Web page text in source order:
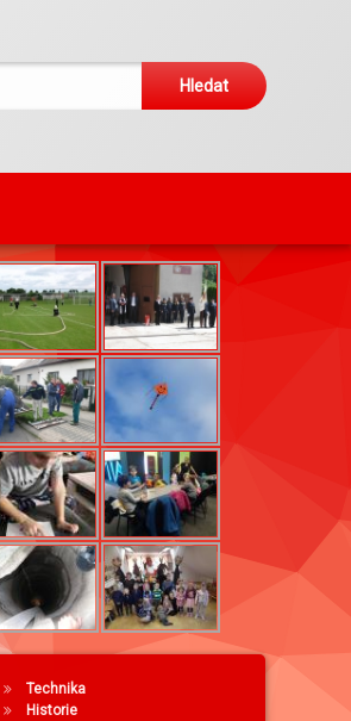
Technika
Historie